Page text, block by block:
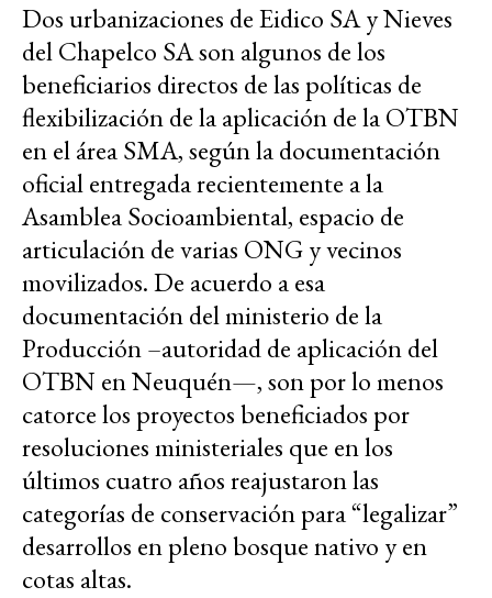
Dos urbanizaciones de Eidico SA y Nieves
del Chapelco SA son algunos de los
beneficiarios directos de las políticas de
flexibilización de la aplicación de la OTBN
en el área SMA, según la documentación
oficial entregada recientemente a la
Asamblea Socioambiental, espacio de
articulación de varias ONG y vecinos
movilizados. De acuerdo a esa
documentación del ministerio de la
Producción –autoridad de aplicación del
OTBN en Neuquén—, son por lo menos
catorce los proyectos beneficiados por
resoluciones ministeriales que en los
últimos cuatro años reajustaron las
categorías de conservación para “legalizar”
desarrollos en pleno bosque nativo y en
cotas altas.